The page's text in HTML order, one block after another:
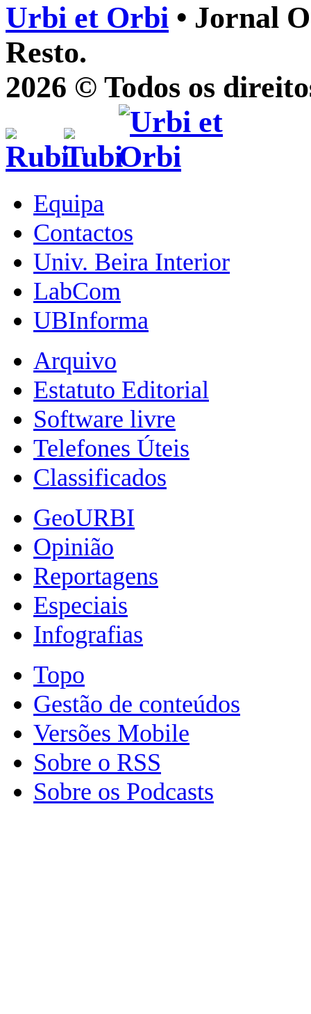
Urbi et Orbi • Jornal
Resto.
2026 © Todos os
Equipa
Contactos
Univ. Beira Interior
LabCom
UBInforma
Arquivo
Estatuto Editorial
Software livre
Telefones Úteis
Classificados
GeoURBI
Opinião
Reportagens
Especiais
Infografias
Topo
Gestão de conteúdos
Versões Mobile
Sobre o RSS
Sobre os Podcasts